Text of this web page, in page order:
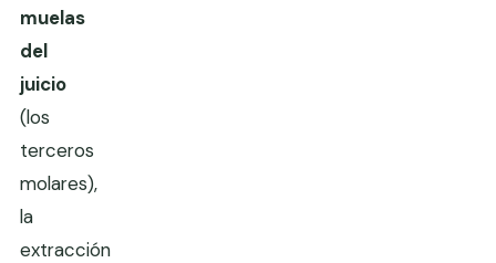
muelas
del
juicio
(los
terceros
molares),
la
extracción